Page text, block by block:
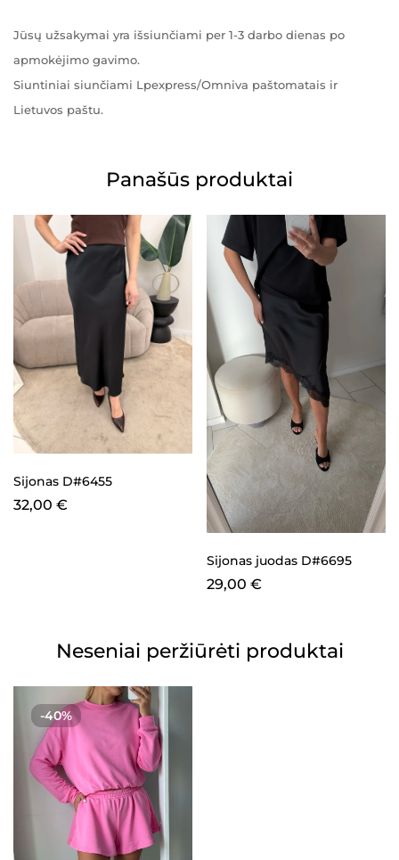
Jūsų užsakymai yra išsiunčiami per 1-3 darbo dienas po
apmokėjimo gavimo.
Siuntiniai siunčiami Lpexpress/Omniva paštomatais ir
Lietuvos paštu.
Panašūs produktai
Sijonas D#6455
32,00 €
Sijonas juodas D#6695
29,00 €
Neseniai peržiūrėti produktai
-40%